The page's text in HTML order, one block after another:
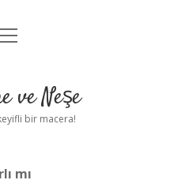
Uyarı
ve Neşe
bir macera!
mı